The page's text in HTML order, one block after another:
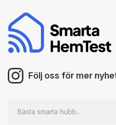
Följ oss för mer